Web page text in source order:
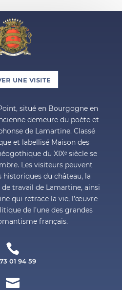
une visite
situé en Bourgogne en
demeure du poète et
de Lamartine. Classé
et labellisé Maison des
du XIXᵉ siècle se
Les visiteurs peuvent
historiques du château, la
travail de Lamartine, ainsi
qui retrace la vie, l’œuvre
de l’une des grandes
français.

01 94 59
